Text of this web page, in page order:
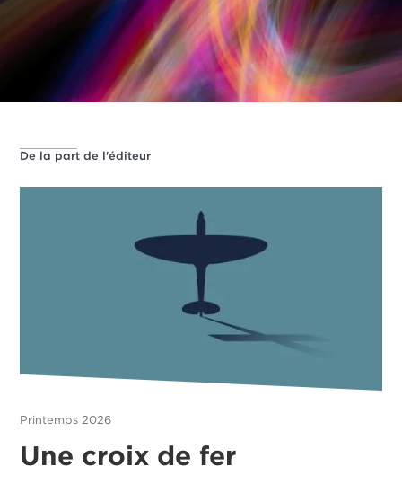
De la part de l'éditeur
Printemps 2026
Une croix de fer